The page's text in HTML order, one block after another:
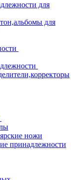
для
для
ножи
принадлежности